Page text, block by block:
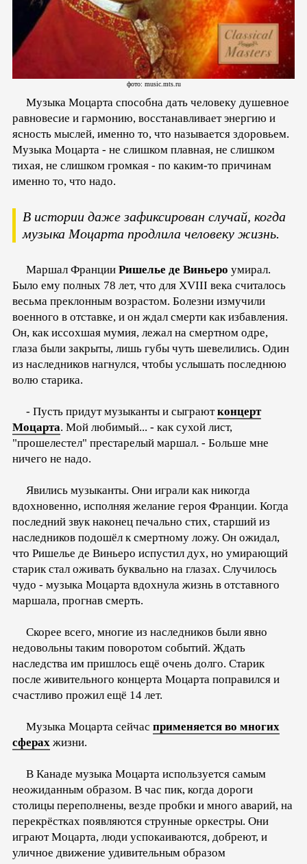
фото: music.mts.ru
Музыка Моцарта способна дать человеку душевное
равновесие и гармонию, восстанавливает энергию и
ясность мыслей, именно то, что называется здоровьем.
Музыка Моцарта - не слишком плавная, не слишком
тихая, не слишком громкая - по каким-то причинам
именно то, что надо.
В истории даже зафиксирован случай, когда
музыка Моцарта продлила человеку жизнь.
Маршал Франции Ришелье де Виньеро умирал.
Было ему полных 78 лет, что для XVIII века считалось
весьма преклонным возрастом. Болезни измучили
военного в отставке, и он ждал смерти как избавления.
Он, как иссохшая мумия, лежал на смертном одре,
глаза были закрыты, лишь губы чуть шевелились. Один
из наследников нагнулся, чтобы услышать последнюю
волю старика.
- Пусть придут музыканты и сыграютконцерт
Моцарта. Мой любимый... - как сухой лист,
"прошелестел" престарелый маршал. - Больше мне
ничего не надо.
Явились музыканты. Они играли как никогда
вдохновенно, исполняя желание героя Франции. Когда
последний звук наконец печально стих, старший из
наследников подошёл к смертному ложу. Он ожидал,
что Ришелье де Виньеро испустил дух, но умирающий
старик стал оживать буквально на глазах. Случилось
чудо - музыка Моцарта вдохнула жизнь в отставного
маршала, прогнав смерть.
Скорее всего, многие из наследников были явно
недовольны таким поворотом событий. Ждать
наследства им пришлось ещё очень долго. Старик
после живительного концерта Моцарта поправился и
счастливо прожил ещё 14 лет.
Музыка Моцарта сейчас применяется во многих
сферах жизни.
В Канаде музыка Моцарта используется самым
неожиданным образом. В час пик, когда дороги
столицы переполнены, везде пробки и много аварий, на
перекрёстках появляются струнные оркестры. Они
играют Моцарта, люди успокаиваются, добреют, и
уличное движение удивительным образом